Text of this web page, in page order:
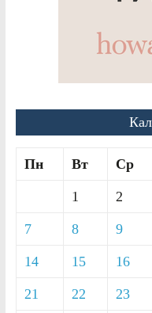
Пн Вт Ср
1 2
7 8 9
14 15 16
21 22 23